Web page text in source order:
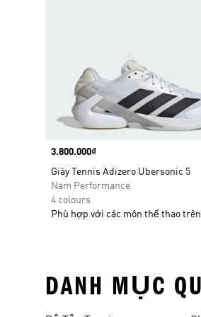
Price
3.800.000₫
Giày Tennis Adizero Ubersonic 5
Nam Performance
4 colours
Phù hợp với các môn thể thao
DANH MỤC